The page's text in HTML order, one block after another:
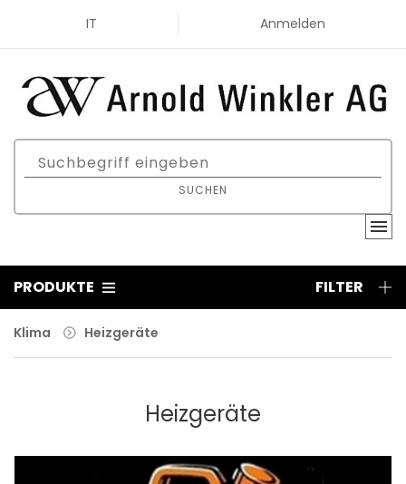
IT Anmelden
SUCHEN
PRODUKTE FILTER
Klima Heizgeräte
Heizgeräte